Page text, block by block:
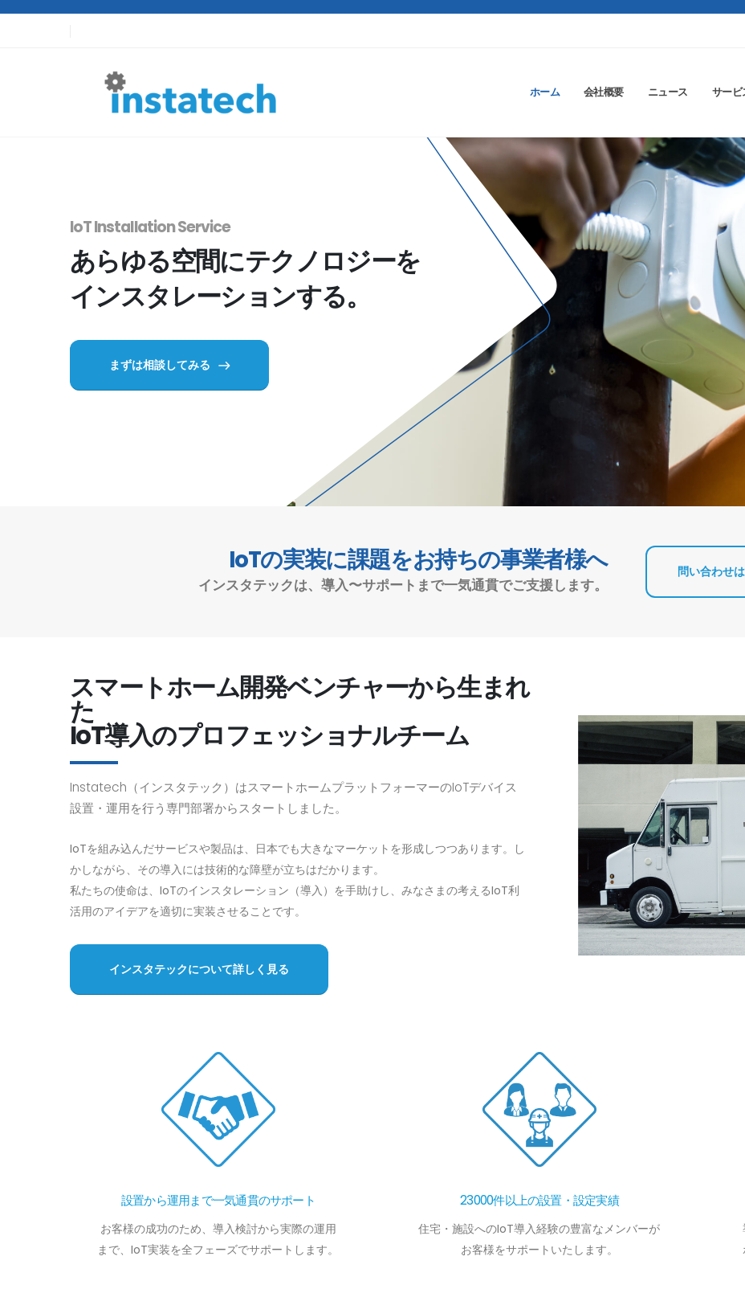
ホーム 会社概要 ニュース サー
IoT Installation Service
あらゆる空間にテクノロジーを
インスタレーションする。
まずは相談してみる
IoTの実装に課題をお持ちの事業者様へ
インスタテックは、導入〜サポートまで一気通貫でご支援します。
問い合わせ
スマートホーム開発ベンチャーから生まれ
た
IoT導入のプロフェッショナルチーム
Instatech（インスタテック）はスマートホームプラットフォーマーのIoTデバイス
設置・運用を行う専門部署からスタートしました。
IoTを組み込んだサービスや製品は、日本でも大きなマーケットを形成しつつあります。し
かしながら、その導入には技術的な障壁が立ちはだかります。
私たちの使命は、IoTのインスタレーション（導入）を手助けし、みなさまの考えるIoT利
活用のアイデアを適切に実装させることです。
インスタテックについて詳しく見る
設置から運用まで一気通貫のサポート
お客様の成功のため、導入検討から実際の運用
まで、IoT実装を全フェーズでサポートします。
23000件以上の設置・設定実績
住宅・施設へのIoT導入経験の豊富なメンバーが
お客様をサポートいたします。